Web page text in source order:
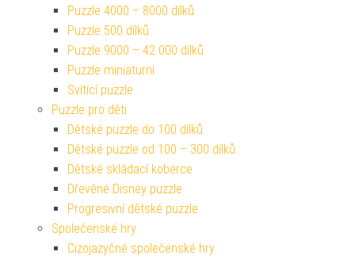
Puzzle 4000 – 8000 dílků
Puzzle 500 dílků
Puzzle 9000 – 42 000 dílků
Puzzle miniaturní
Svítící puzzle
Puzzle pro děti
Dětské puzzle do 100 dílků
Dětské puzzle od 100 – 300 dílků
Dětské skládací koberce
Dřevěné Disney puzzle
Progresivní dětské puzzle
Společenské hry
Cizojazyčné společenské hry